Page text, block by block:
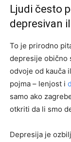
Ljudi često
depresivan
To je prirodno
depresije obično
odvoje od kauča
pojma – lenjost i
samo ako
otkriti da li smo
Depresija je